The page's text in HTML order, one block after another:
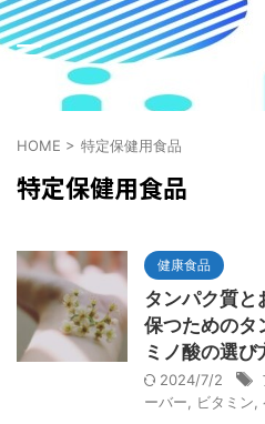
HOME > 特定保健用食品
特定保健用食品
健康食品
タンパク質と
保つためのタ
ミノ酸の選び
2024/7/2
ーバー
ビタミン